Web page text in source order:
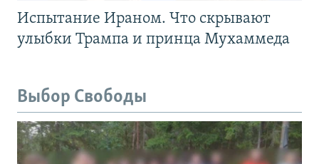
Испытание Ираном. Что скрывают
улыбки Трампа и принца Мухаммеда
Выбор Свободы